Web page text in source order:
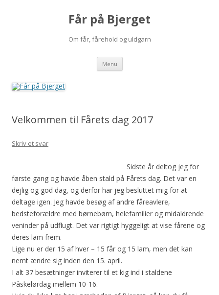
Får på Bjerget
Om får, fårehold og uldgarn
Menu Hop
indhold
Velkommen til Fårets dag 2017
Skriv et svar
Sidste år deltog jeg for
første gang og havde åben stald på Fårets dag. Det var en
dejlig og god dag, og derfor har jeg besluttet mig for at
deltage igen. Jeg havde besøg af andre fåreavlere,
bedsteforældre med børnebørn, helefamilier og midaldrende
veninder på udflugt. Det var rigtigt hyggeligt at vise fårene og
deres lam frem.
Lige nu er der 15 af hver – 15 får og 15 lam, men det kan
nemt ændre sig inden den 15. april.
I alt 37 besætninger inviterer til et kig ind i staldene
Påskelørdag mellem 10-16.